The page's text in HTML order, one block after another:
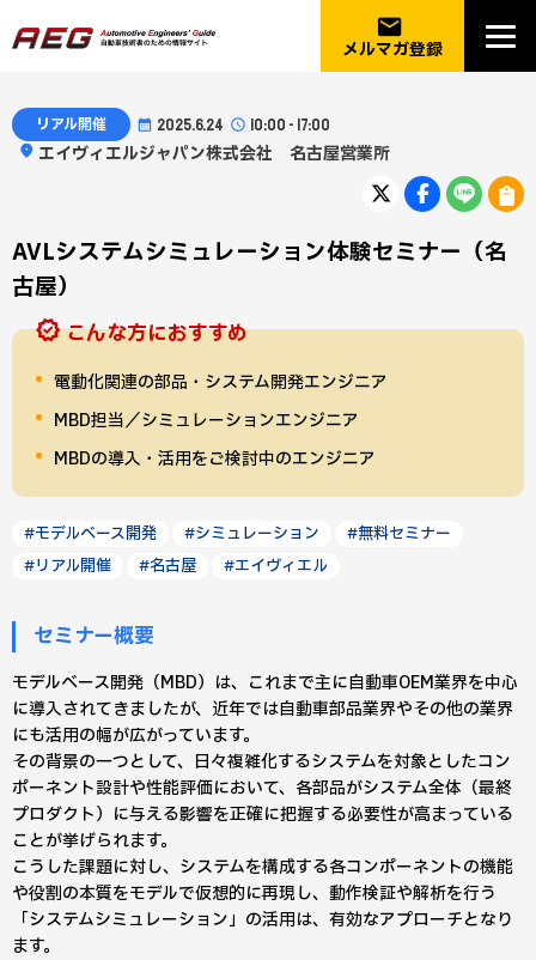
email
メルマガ登録
リアル開催 2025.6.24 10:00 - 17:00
エイヴィエルジャパン株式会社 名古屋営業所
AVLシステムシミュレーション体験セミナー（名
古屋）
こんな方におすすめ
電動化関連の部品・システム開発エンジニア
MBD担当／シミュレーションエンジニア
MBDの導入・活用をご検討中のエンジニア
#モデルベース開発 #シミュレーション
#無料セミナー
#リアル開催
#名古屋 #エイヴィエル
セミナー概要
モデルベース開発（MBD）は、これまで主に自動車OEM業界を中心
に導入されてきましたが、近年では自動車部品業界やその他の業界
にも活用の幅が広がっています。
その背景の一つとして、日々複雑化するシステムを対象としたコン
ポーネント設計や性能評価において、各部品がシステム全体（最終
プロダクト）に与える影響を正確に把握する必要性が高まっている
ことが挙げられます。
こうした課題に対し、システムを構成する各コンポーネントの機能
や役割の本質をモデルで仮想的に再現し、動作検証や解析を行う
「システムシミュレーション」の活用は、有効なアプローチとなり
ます。